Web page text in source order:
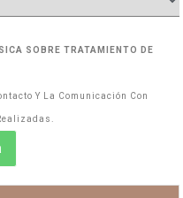
SOBRE TRATAMIENTO DE
Y La Comunicación Con